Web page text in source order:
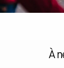
À